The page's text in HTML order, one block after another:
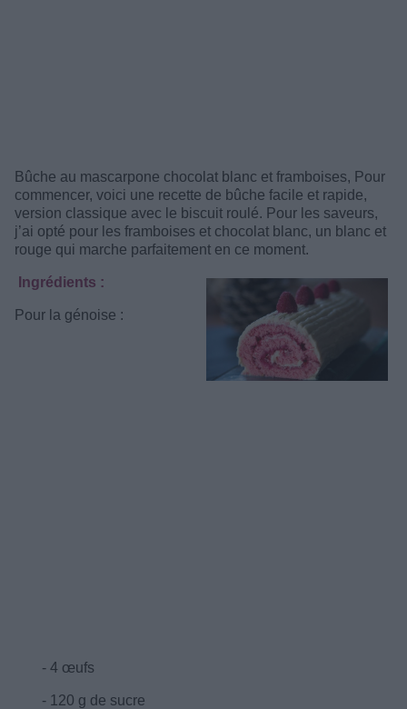
Bûche au mascarpone chocolat blanc et framboises, Pour
commencer, voici une recette de bûche facile et rapide,
version classique avec le biscuit roulé. Pour les saveurs,
j’ai opté pour les framboises et chocolat blanc, un blanc et
rouge qui marche parfaitement en ce moment.
Ingrédients :
Pour la génoise :
- 4 œufs
- 120 g de sucre